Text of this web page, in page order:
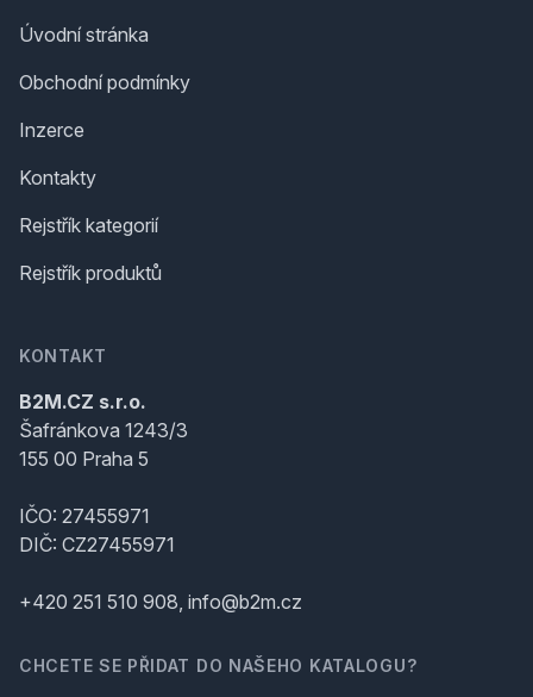
Úvodní stránka
Obchodní podmínky
Inzerce
Kontakty
Rejstřík kategorií
Rejstřík produktů
KONTAKT
B2M.CZ s.r.o.
Šafránkova 1243/3
155 00 Praha 5
IČO: 27455971
DIČ: CZ27455971
+420 251 510 908, info@b2m.cz
CHCETE SE PŘIDAT DO NAŠEHO KATALOGU?